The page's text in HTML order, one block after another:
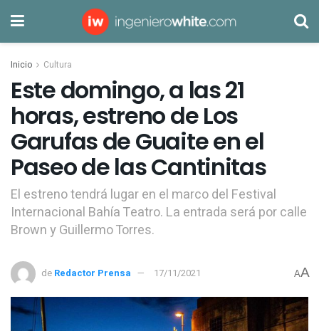
Inicio Cultura
Este domingo, a las 21
horas, estreno de Los
Garufas de Guaite en el
Paseo de las Cantinitas
El estreno tendrá lugar en el marco del Festival
Internacional Bahía Teatro. La entrada será por calle
Brown y Guillermo Torres.
de Redactor Prensa 17/11/2021 AA